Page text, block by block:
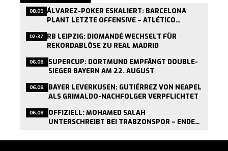
08:09 ÁLVAREZ-POKER ESKALIERT: BARCELONA
PLANT LETZTE OFFENSIVE – ATLÉTICO
02:37 RB LEIPZIG: DIOMANDÉ WECHSELT FÜR
REKORDABLÖSE ZU REAL MADRID
06.08. SUPERCUP: DORTMUND EMPFÄNGT DOUBLE-
SIEGER BAYERN AM 22. AUGUST
06.08. BAYER LEVERKUSEN: GUTIÉRREZ VON NEAPEL
ALS GRIMALDO-NACHFOLGER VERPFLICHTET
06.08. OFFIZIELL: MOHAMED SALAH
UNTERSCHREIBT BEI TRABZONSPOR – ENDE